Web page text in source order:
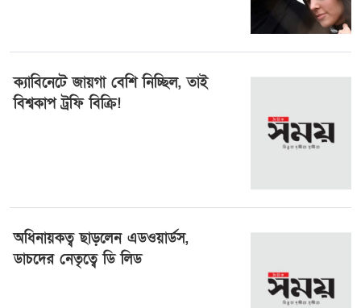
ন্যাটোভুক্ত দেশে হামলা চালাতে পারে
ক্যাবিনেটে জায়গা বেশি নিচ্ছিল, তাই
বিশ্বকাপ ট্রফি বিক্রি!
অধিনায়কত্ব ছাড়লেন এডওয়ার্ডস,
ডাচদের নেতৃত্বে ডি লিড